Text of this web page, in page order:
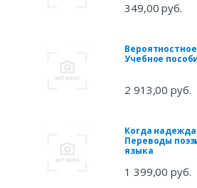
349,00 руб.
Учебное
2 913,00 руб.
Когда
Переводы
языка
1 399,00 руб.